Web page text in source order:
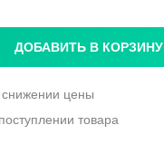
ДОБАВИТЬ В КОРЗИНУ
цены
товара